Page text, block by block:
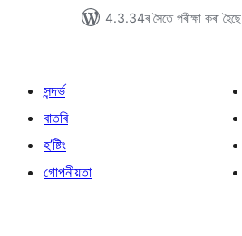
4.3.34ৰ সৈতে পৰীক্ষা কৰা হৈছে
সন্দৰ্ভ
বাতৰি
হ’ষ্টিং
গোপনীয়তা